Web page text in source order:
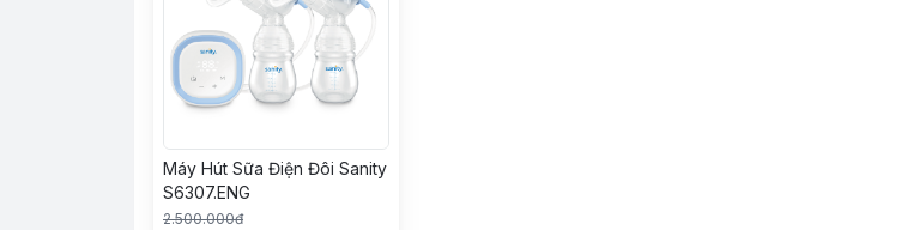
Máy Hút Sữa Điện Đôi Sanity
S6307.ENG
2.500.000đ